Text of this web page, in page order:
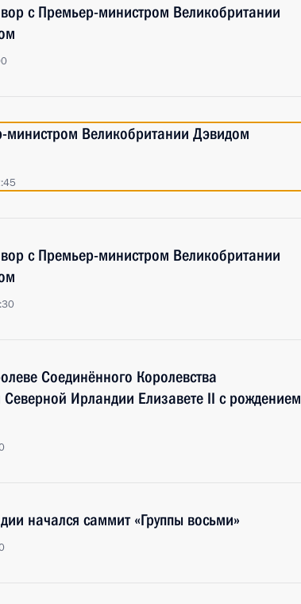
с Премьер-министром Великобритании
министром Великобритании Дэвидом
с Премьер-министром Великобритании
Соединённого Королевства
Ирландии Елизавете II с рождением
начался саммит «Группы восьми»